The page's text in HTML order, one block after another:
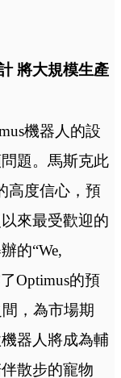
將大規模生產
機器人的設
題。馬斯克此
高度信心，預
來最受歡迎的
的“We,
Optimus的預
，為市場期
器人將成為輔
散步的寵物